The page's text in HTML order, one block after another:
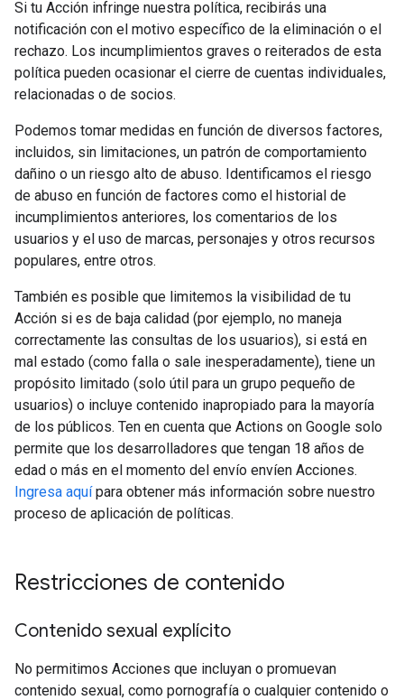
Si tu Acción infringe nuestra política, recibirás una
notificación con el motivo específico de la eliminación o el
rechazo. Los incumplimientos graves o reiterados de esta
política pueden ocasionar el cierre de cuentas individuales,
relacionadas o de socios.
Podemos tomar medidas en función de diversos factores,
incluidos, sin limitaciones, un patrón de comportamiento
dañino o un riesgo alto de abuso. Identificamos el riesgo
de abuso en función de factores como el historial de
incumplimientos anteriores, los comentarios de los
usuarios y el uso de marcas, personajes y otros recursos
populares, entre otros.
También es posible que limitemos la visibilidad de tu
Acción si es de baja calidad (por ejemplo, no maneja
correctamente las consultas de los usuarios), si está en
mal estado (como falla o sale inesperadamente), tiene un
propósito limitado (solo útil para un grupo pequeño de
usuarios) o incluye contenido inapropiado para la mayoría
de los públicos. Ten en cuenta que Actions on Google solo
permite que los desarrolladores que tengan 18 años de
edad o más en el momento del envío envíen Acciones.
Ingresa aquípara obtener más información sobre nuestro
proceso de aplicación de políticas.
Restricciones de contenido
Contenido sexual explícito
No permitimos Acciones que incluyan o promuevan
contenido sexual, como pornografía o cualquier contenido o